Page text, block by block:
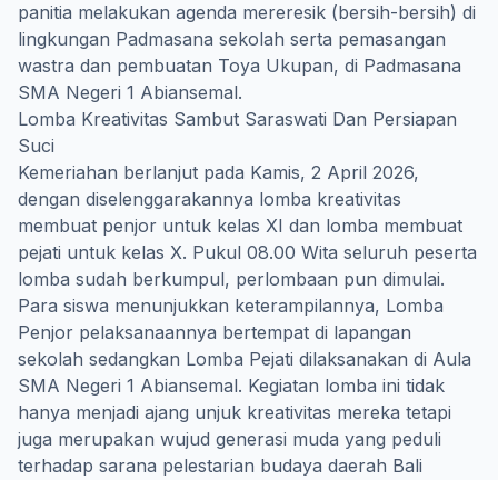
panitia melakukan agenda mereresik (bersih-bersih) di
lingkungan Padmasana sekolah serta pemasangan
wastra dan pembuatan Toya Ukupan, di Padmasana
SMA Negeri 1 Abiansemal.
Lomba Kreativitas Sambut Saraswati Dan Persiapan
Suci
Kemeriahan berlanjut pada Kamis, 2 April 2026,
dengan diselenggarakannya lomba kreativitas
membuat penjor untuk kelas XI dan lomba membuat
pejati untuk kelas X. Pukul 08.00 Wita seluruh peserta
lomba sudah berkumpul, perlombaan pun dimulai.
Para siswa menunjukkan keterampilannya, Lomba
Penjor pelaksanaannya bertempat di lapangan
sekolah sedangkan Lomba Pejati dilaksanakan di Aula
SMA Negeri 1 Abiansemal. Kegiatan lomba ini tidak
hanya menjadi ajang unjuk kreativitas mereka tetapi
juga merupakan wujud generasi muda yang peduli
terhadap sarana pelestarian budaya daerah Bali